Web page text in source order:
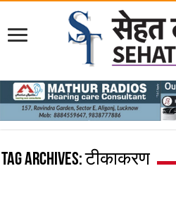
Tag Archives:टीकाकरण